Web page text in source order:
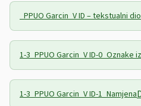
_PPUO Garcin_V ID – tekstualni dio
1-3_PPUO Garcin_V ID-0_Oznake
1-3_PPUO Garcin_V ID-1_Namjena